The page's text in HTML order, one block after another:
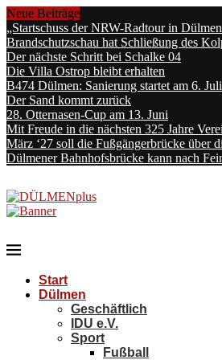
Neue Beiträge
„Startschuss der NRW-Radtour in
Brandschutzschau hat Schließung des
Der nächste Schritt bei Schalke 04
Die Villa Ostrop bleibt erhalten
B474 Dülmen: Sanierung startet am 6. Juli
Der Sand kommt zurück
28. Otternasen-Cup am 13. Juni
Mit Freude in die nächsten 325 Jahre
März ‘27 soll die Fußgängerbrücke über
Dülmener Bahnhofsbrücke kann nach
Start
Dülmen
Geschäftlich
IDU e.V.
Sport
Fußball